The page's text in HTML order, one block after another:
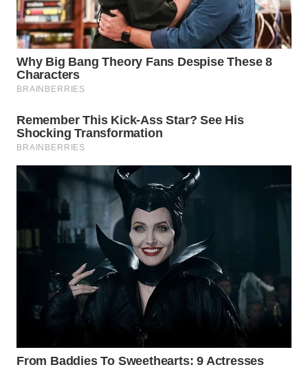
WN
DEPOK
WN
TAPANULI
WN
PADANG
LAWAS
SUMEDANG
WN
CIANJUR
WN